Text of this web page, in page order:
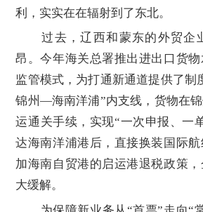
利，实实在在辐射到了东北。
过去，辽西和蒙东的外贸企
昂。今年海关总署推出进出口货
监管模式，为打通新通道提供了制
锦州—海南洋浦”内支线，货物在
运通关手续，实现“一次申报、一
达海南洋浦港后，直接换装国际
加海南自贸港的启运港退税政策
大缓解。